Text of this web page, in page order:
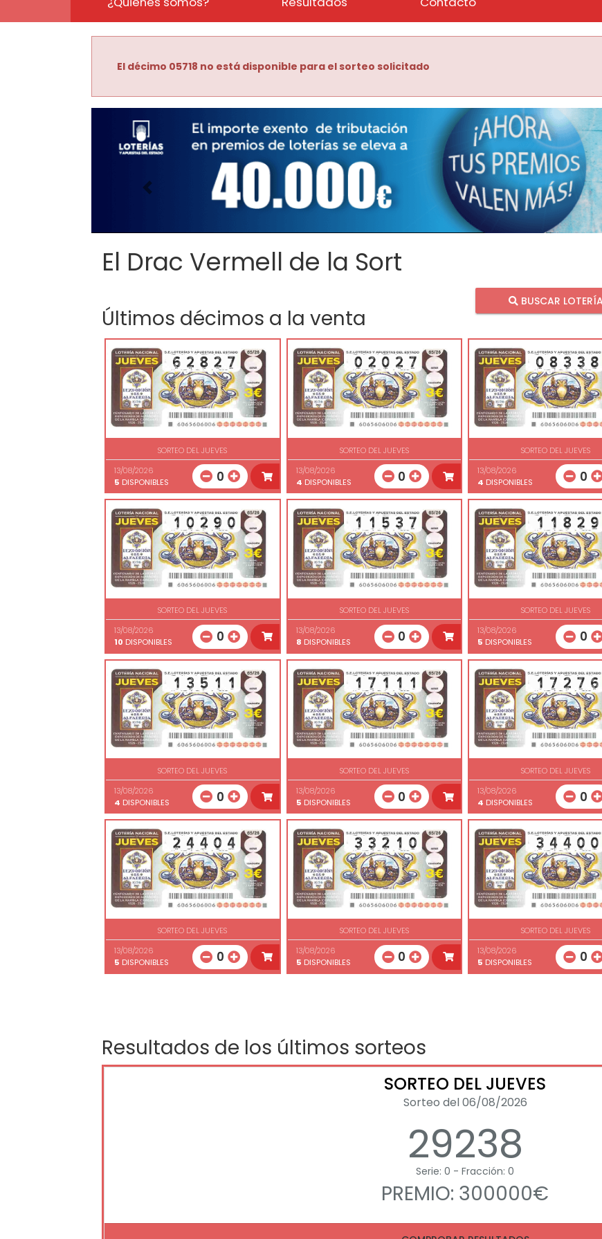
El décimo 05718 no está disponible para el sorteo solicitado
Imagen anterior
El Drac Vermell de la Sort
Últimos décimos a la venta
BUSCAR LOTERÍA
SORTEO DEL JUEVES
13/08/2026
5 DISPONIBLES 0
SORTEO DEL JUEVES
13/08/2026
4 DISPONIBLES 0
SORTEO DEL JUEVES
13/08/2026
4 DISPONIBLES 0
SORTEO DEL JUEVES
13/08/2026
10 DISPONIBLES 0
SORTEO DEL JUEVES
13/08/2026
8 DISPONIBLES 0
SORTEO DEL JUEVES
13/08/2026
5 DISPONIBLES 0
SORTEO DEL JUEVES
13/08/2026
4 DISPONIBLES 0
SORTEO DEL JUEVES
13/08/2026
5 DISPONIBLES 0
SORTEO DEL JUEVES
13/08/2026
4 DISPONIBLES 0
SORTEO DEL JUEVES
13/08/2026
5 DISPONIBLES 0
SORTEO DEL JUEVES
13/08/2026
5 DISPONIBLES 0
SORTEO DEL JUEVES
13/08/2026
5 DISPONIBLES 0
Resultados de los últimos sorteos
SORTEO DEL JUEVES
Sorteo del 06/08/2026
29238
Serie: 0 - Fracción: 0
PREMIO: 300000€